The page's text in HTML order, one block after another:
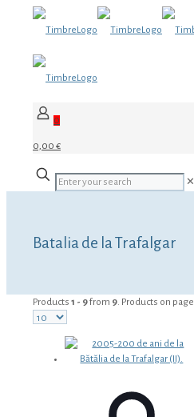
0
0,00 €
✕
Batalia de la Trafalgar
Products 1 - 9from 9. Products on page